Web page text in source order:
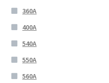
360A
400A
540A
550A
560A